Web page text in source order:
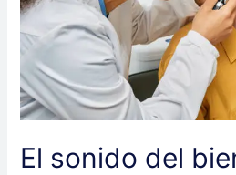
El sonido del
para
la
salud
del
oído